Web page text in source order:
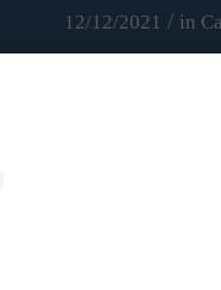
12/12/2021 / in